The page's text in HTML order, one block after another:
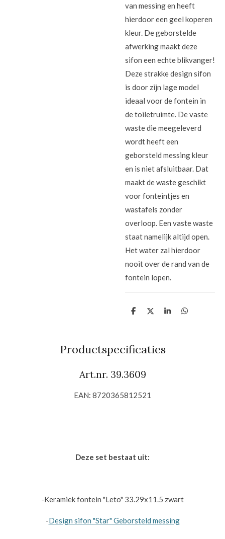
van messing en heeft
hierdoor een geel koperen
kleur. De geborstelde
afwerking maakt deze
sifon een echte blikvanger!
Deze strakke design sifon
is door zijn lage model
ideaal voor de fontein in
de toiletruimte. De vaste
waste die meegeleverd
wordt heeft een
geborsteld messing kleur
en is niet afsluitbaar. Dat
maakt de waste geschikt
voor fonteintjes en
wastafels zonder
overloop. Een vaste waste
staat namelijk altijd open.
Het water zal hierdoor
nooit over de rand van de
fontein lopen.
D
n
D
S
D
Productspecificaties
Art.nr. 39.3609
EAN: 8720365812521
Deze set bestaat uit:
-Keramiek fontein "Leto" 33.29x11.5 zwart
-Design sifon "Star" Geborsteld messing